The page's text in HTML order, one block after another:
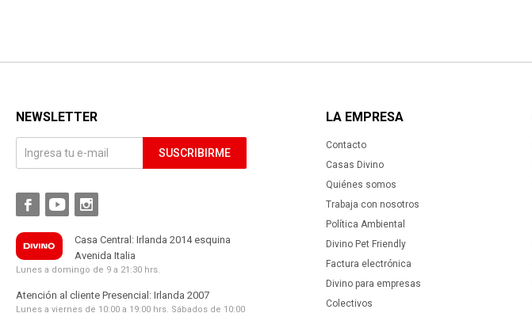
LA EMPRESA
Contacto
Casas Divino
Quiénes somos
Trabaja con nosotros
Política Ambiental
Divino Pet Friendly
Factura electrónica
Divino para empresas
Colectivos
NEWSLETTER
SUSCRIBIRME
  
Casa Central: Irlanda 2014 esquina
Avenida Italia
Lunes a domingo de 9 a 21:30 hrs.
Atención al cliente Presencial: Irlanda 2007
Lunes a viernes de 10:00 a 19:00 hrs. Sábados de 10:00